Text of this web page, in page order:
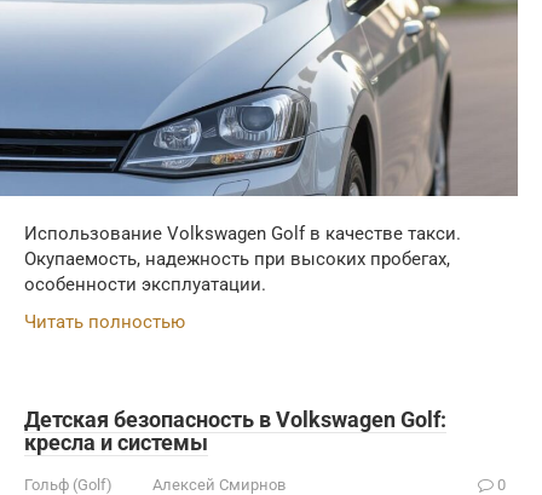
Использование Volkswagen Golf в качестве такси.
Окупаемость, надежность при высоких пробегах,
особенности эксплуатации.
Читать полностью
Детская безопасность в Volkswagen Golf:
кресла и системы
Гольф (Golf) Алексей Смирнов 0